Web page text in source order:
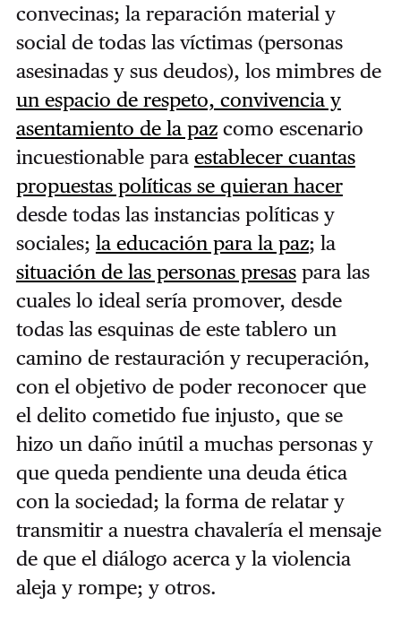
convecinas; la reparación material y
social de todas las víctimas (personas
asesinadas y sus deudos), los mimbres de
un espacio de respeto, convivencia y
asentamiento de la pazcomo escenario
incuestionable para establecer cuantas
propuestas políticas se quieran hacer
desde todas las instancias políticas y
sociales; la educación para la paz; la
situación de las personas presaspara las
cuales lo ideal sería promover, desde
todas las esquinas de este tablero un
camino de restauración y recuperación,
con el objetivo de poder reconocer que
el delito cometido fue injusto, que se
hizo un daño inútil a muchas personas y
que queda pendiente una deuda ética
con la sociedad; la forma de relatar y
transmitir a nuestra chavalería el mensaje
de que el diálogo acerca y la violencia
aleja y rompe; y otros.